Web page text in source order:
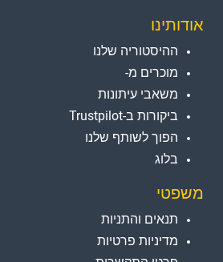
אודותינו
ההיסטוריה שלנו
מוכרים מ-
משאבי עיתונות
ביקורות ב-Trustpilot
הפוך לשותף שלנו
בלוג
משפטי
תנאים והתניות
מדיניות פרטיות